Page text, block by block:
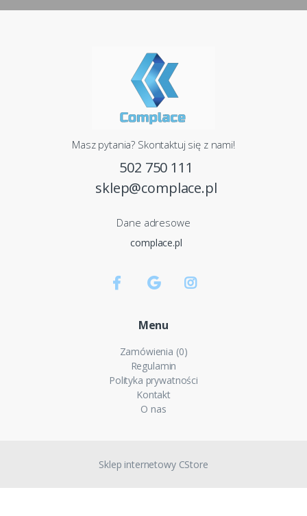
Masz pytania? Skontaktuj się z nami!
502 750 111
sklep@complace.pl
Dane adresowe
complace.pl
Menu
Zamówienia (0)
Regulamin
Polityka prywatności
Kontakt
O nas
Sklep internetowy CStore